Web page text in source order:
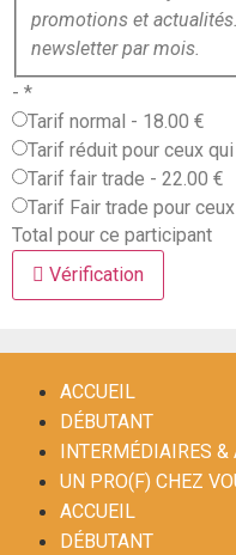
promotions et
newsletter par mois.
- *
Tarif normal - 18.00 €
Tarif réduit pour ceux
Tarif fair trade - 22.00 €
Tarif Fair trade pour
Total pour ce participant
Vérification
ACCUEIL
DÉBUTANT
INTERMÉDIAIRES &
UN PRO(F) CHEZ
ACCUEIL
DÉBUTANT